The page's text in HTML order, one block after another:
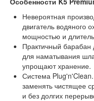
Невероятная
двигатель водяного
мощностью и
Практичный
для наматывания
упрощают хранение.
Система
заменять чистящее
и без долгих